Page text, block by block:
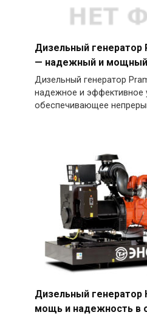
Дизельный генератор
— надежный и мощный
Дизельный генератор
надежное и эффективное
обеспечивающее
Дизельный генератор
мощь и надежность в